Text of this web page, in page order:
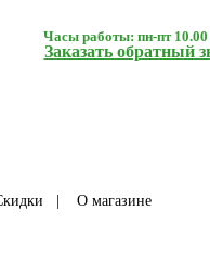
Часы работы: пн-пт 10.00
Заказать обратный
О магазине